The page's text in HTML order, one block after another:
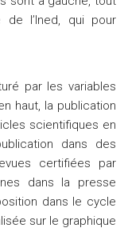
de l’Ined, qui pour
par les variables
haut, la publication
scientifiques en
dans des
certifiées par
dans la presse
dans le cycle
sur le graphique